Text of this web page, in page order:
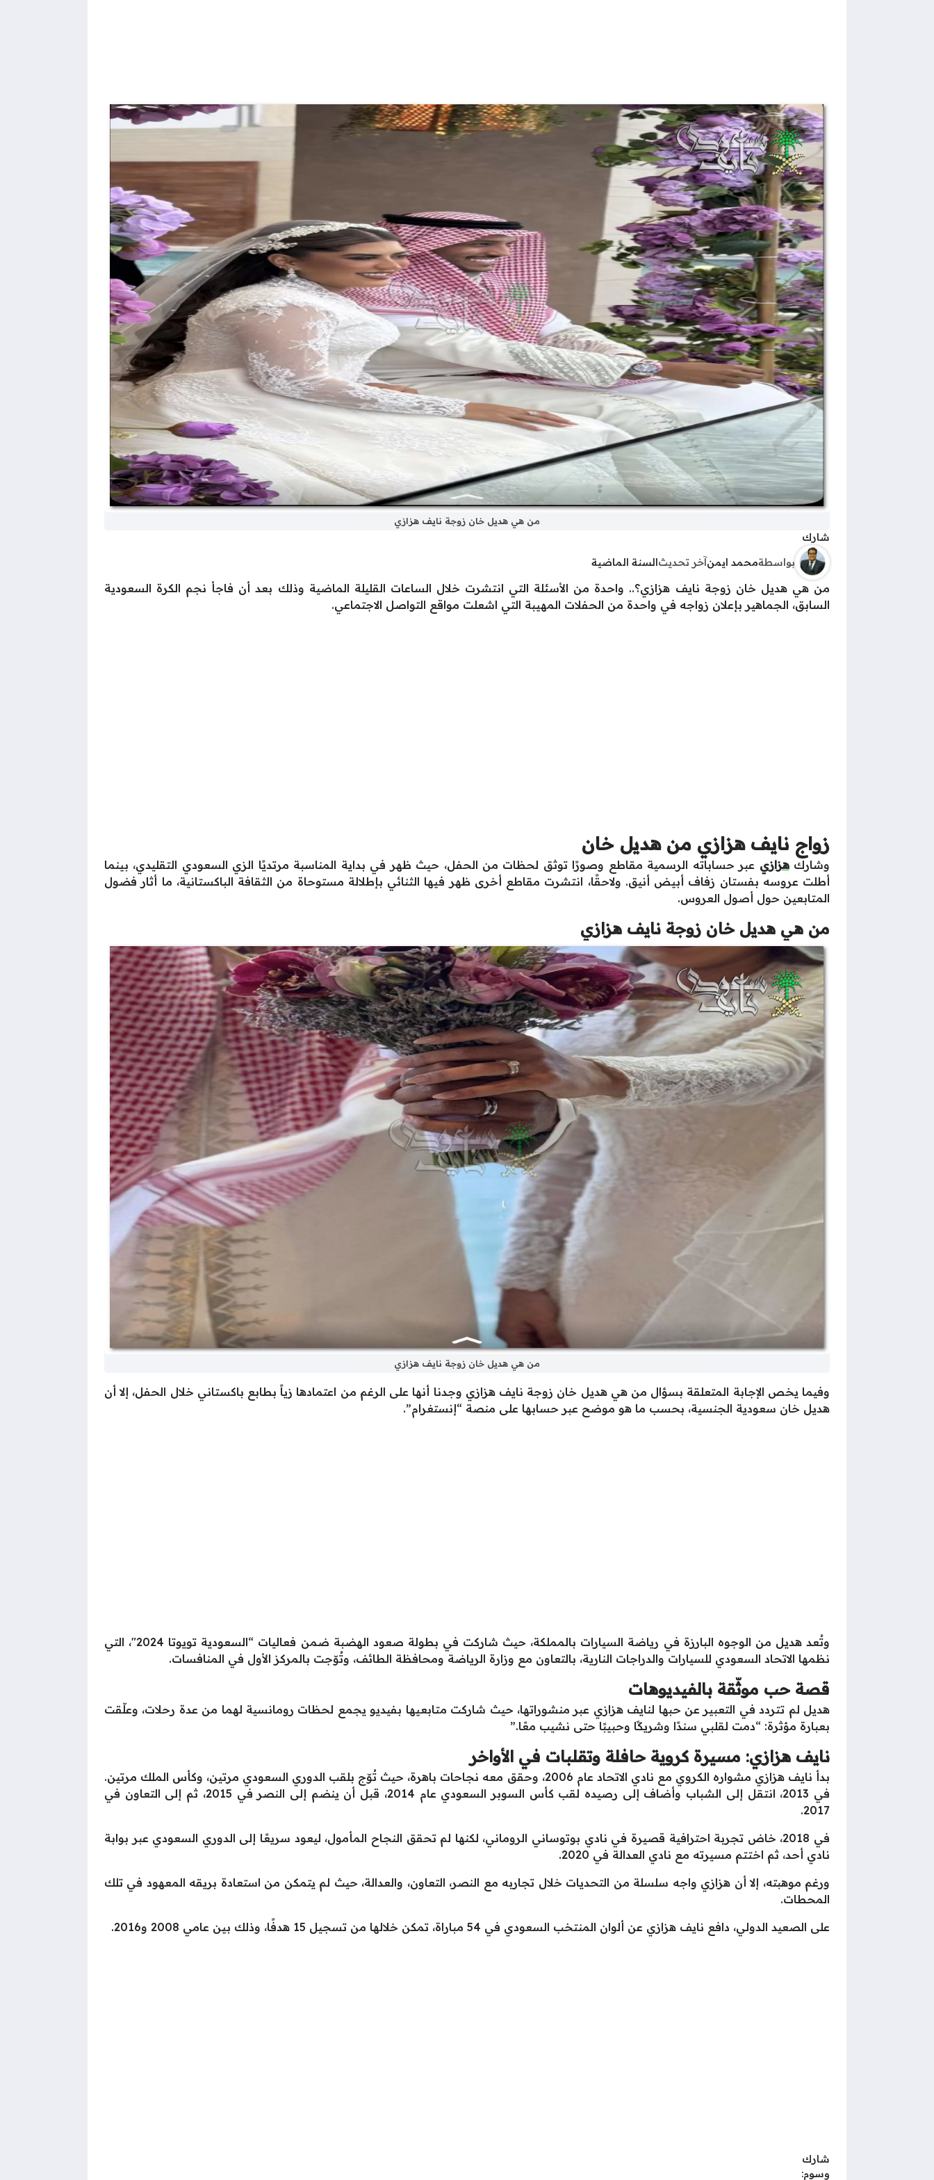
من هي هديل خان زوجة نايف هزازي
شارك
بواسطةمحمد ايمنآخر تحديثالسنة الماضية
من هي هديل خان زوجة نايف هزازي؟.. واحدة من الأسئلة التي انتشرت خلال الساعات القليلة الماضية وذلك بعد أن فاجأ نجم الكرة السعودية
السابق، الجماهير بإعلان زواجه في واحدة من الحفلات المهيبة التي اشعلت مواقع التواصل الاجتماعي.
زواج نايف هزازي من هديل خان
وشاركهزازي عبر حساباته الرسمية مقاطع وصورًا توثق لحظات من الحفل، حيث ظهر في بداية المناسبة مرتديًا الزي السعودي التقليدي، بينما
أطلت عروسه بفستان زفاف أبيض أنيق. ولاحقًا، انتشرت مقاطع أخرى ظهر فيها الثنائي بإطلالة مستوحاة من الثقافة الباكستانية، ما أثار فضول
المتابعين حول أصول العروس.
من هي هديل خان زوجة نايف هزازي
من هي هديل خان زوجة نايف هزازي
وفيما يخص الإجابة المتعلقة بسؤال من هي هديل خان زوجة نايف هزازي وجدنا أنها على الرغم من اعتمادها زياً بطابع باكستاني خلال الحفل، إلا أن
هديل خان سعودية الجنسية، بحسب ما هو موضح عبر حسابها على منصة “إنستغرام”.
وتُعد هديل من الوجوه البارزة في رياضة السيارات بالمملكة، حيث شاركت في بطولة صعود الهضبة ضمن فعاليات “السعودية تويوتا 2024″، التي
نظمها الاتحاد السعودي للسيارات والدراجات النارية، بالتعاون مع وزارة الرياضة ومحافظة الطائف، وتُوّجت بالمركز الأول في المنافسات.
قصة حب موثّقة بالفيديوهات
هديل لم تتردد في التعبير عن حبها لنايف هزازي عبر منشوراتها، حيث شاركت متابعيها بفيديو يجمع لحظات رومانسية لهما من عدة رحلات، وعلّقت
بعبارة مؤثرة: “دمت لقلبي سندًا وشريكًا وحبيبًا حتى نشيب معًا.”
نايف هزازي: مسيرة كروية حافلة وتقلبات في الأواخر
بدأ نايف هزازي مشواره الكروي مع نادي الاتحاد عام 2006، وحقق معه نجاحات باهرة، حيث تُوّج بلقب الدوري السعودي مرتين، وكأس الملك مرتين.
في 2013، انتقل إلى الشباب وأضاف إلى رصيده لقب كأس السوبر السعودي عام 2014، قبل أن ينضم إلى النصر في 2015، ثم إلى التعاون في
2017.
في 2018، خاض تجربة احترافية قصيرة في نادي بوتوساني الروماني، لكنها لم تحقق النجاح المأمول، ليعود سريعًا إلى الدوري السعودي عبر بوابة
نادي أحد، ثم اختتم مسيرته مع نادي العدالة في 2020.
ورغم موهبته، إلا أن هزازي واجه سلسلة من التحديات خلال تجاربه مع النصر، التعاون، والعدالة، حيث لم يتمكن من استعادة بريقه المعهود في تلك
المحطات.
على الصعيد الدولي، دافع نايف هزازي عن ألوان المنتخب السعودي في 54 مباراة، تمكن خلالها من تسجيل 15 هدفًا، وذلك بين عامي 2008 و2016.
شارك
وسوم: